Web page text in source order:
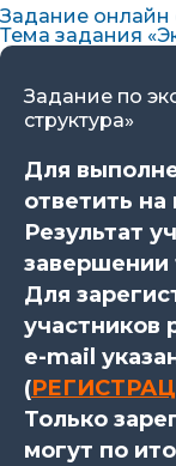
Задание
Тема задания
Задание по
структура»
Для
ответить
Результат
завершении
Для
участников
e-mail
(
Только
могут по